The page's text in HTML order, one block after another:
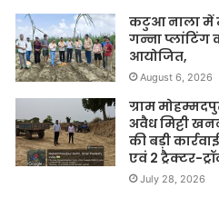
कटुआ नाला में
गन्ना प्लांटिंग
आयोजित,
August 6, 2026
ग्राम
अवैध मिट्टी
की बड़ी
एवं 2 ट्रैक्टर-
July 28, 2026